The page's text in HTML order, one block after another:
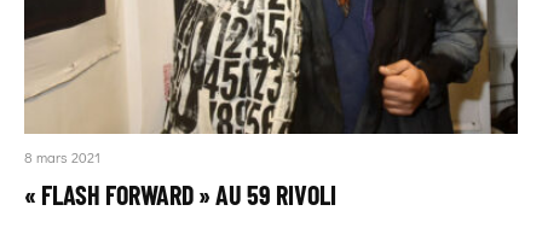
8 mars 2021
« FLASH FORWARD » AU 59 RIVOLI